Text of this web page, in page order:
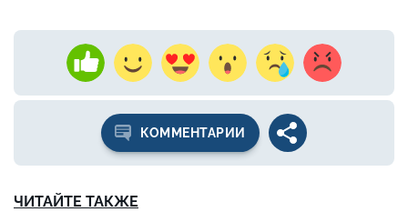
КОММЕНТАРИИ
ЧИТАЙТЕ ТАКЖЕ